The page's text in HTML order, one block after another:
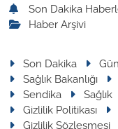
Son Dakika
Haber Arşivi
Son Dakika
Sağlık Bakanlığı
Sendika
Sağlık
Gizlilik Politikası
Gizlilik Sözleşmesi